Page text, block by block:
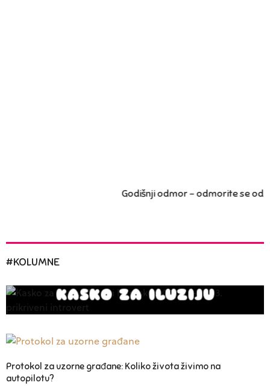
#KOLUMNE
KASKO ZA ILUZIJU
Protokol za uzorne građane: Koliko života živimo na
autopilotu?